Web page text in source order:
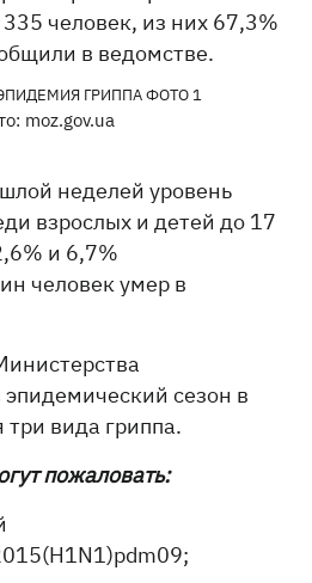
человек, из них 67,3%
в ведомстве.
moz.gov.ua
неделей уровень
взрослых и детей до 17
и 6,7%
человек умер в
сезон в
вида гриппа.
пожаловать: